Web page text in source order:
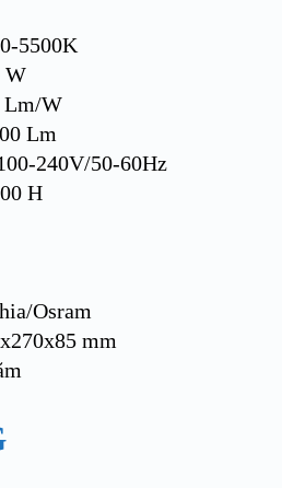
5500K
W
Lm/W
Lm
240V/50-60Hz
H
Osram
mm